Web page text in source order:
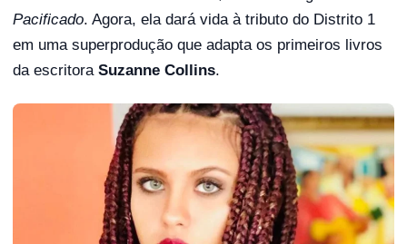
Pacificado. Agora, ela dará vida à tributo do Distrito 1
em uma superprodução que adapta os primeiros livros
da escritora Suzanne Collins.